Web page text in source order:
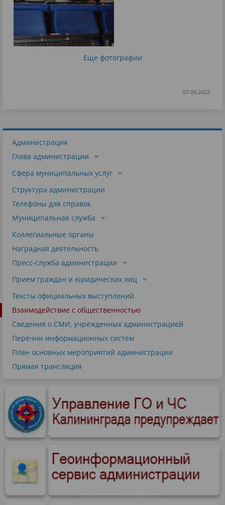
Еще фотографии
07.09.2022
Администрация
Глава администрации
Сфера муниципальных услуг
Структура администрации
Телефоны для справок
Муниципальная служба
Коллегиальные органы
Наградная деятельность
Пресс-служба администрации
Прием граждан и юридических лиц
Тексты официальных выступлений
Взаимодействие с общественностью
Сведения о СМИ, учрежденных администрацией
Перечни информационных систем
План основных мероприятий администрации
Прямая трансляция